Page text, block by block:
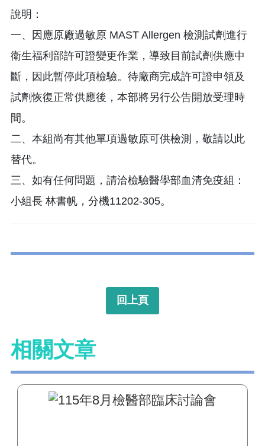
說明：
一、因應原廠過敏原 MAST Allergen 檢測試劑進行
衛生福利部許可證變更作業，導致目前試劑供應中
斷，因此暫停此項檢驗。待廠商完成許可證申領及
試劑恢復正常供應後，本部將另行公告開放受理時
間。
二、本組尚有其他單項過敏原可供檢測，敬請以此
替代。
三、如有任何問題，請洽檢驗醫學部血清免疫組：
小組長 林書帆，分機11202-305。
回上頁
相關文章